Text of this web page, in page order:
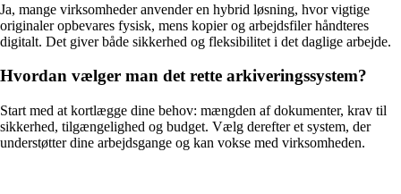
Ja, mange virksomheder anvender en hybrid løsning, hvor vigtige
originaler opbevares fysisk, mens kopier og arbejdsfiler håndteres
digitalt. Det giver både sikkerhed og fleksibilitet i det daglige arbejde.
Hvordan vælger man det rette arkiveringssystem?
Start med at kortlægge dine behov: mængden af dokumenter, krav til
sikkerhed, tilgængelighed og budget. Vælg derefter et system, der
understøtter dine arbejdsgange og kan vokse med virksomheden.